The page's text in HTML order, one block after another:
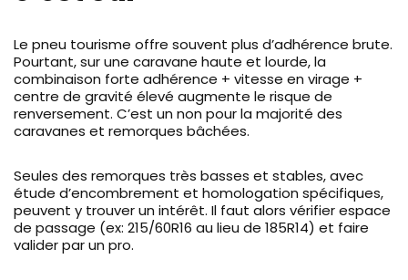
Le pneu tourisme offre souvent plus d’adhérence brute.
Pourtant, sur une caravane haute et lourde, la
combinaison forte adhérence + vitesse en virage +
centre de gravité élevé augmente le risque de
renversement. C’est un non pour la majorité des
caravanes et remorques bâchées.
Seules des remorques très basses et stables, avec
étude d’encombrement et homologation spécifiques,
peuvent y trouver un intérêt. Il faut alors vérifier espace
de passage (ex: 215/60R16 au lieu de 185R14) et faire
valider par un pro.